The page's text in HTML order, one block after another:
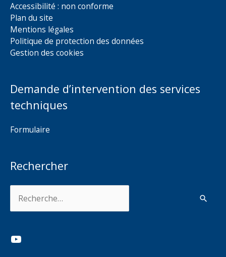
Accessibilité : non conforme
Plan du site
Mentions légales
Politique de protection des données
Gestion des cookies
Demande d’intervention des services
techniques
Formulaire
Rechercher
YouTube